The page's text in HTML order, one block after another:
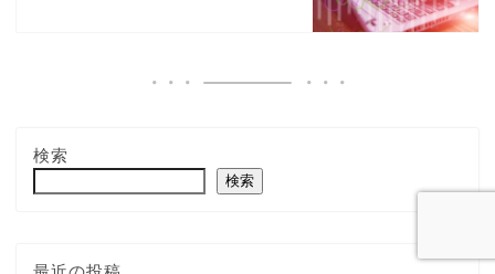
検索
検索